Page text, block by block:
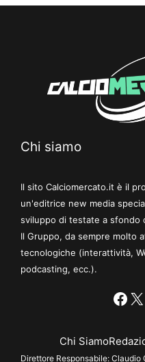
Chi siamo
Il sito Calciomercato.it è il
un'editrice new media
sviluppo di testate a sfondo
Il Gruppo, da sempre molto
tecnologiche (interattività,
podcasting, ecc.).
X
Chi Siamo
Direttore Responsabile: Claudio